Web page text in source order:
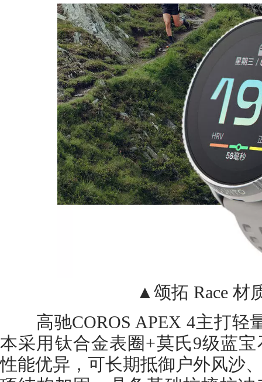
▲颂拓 Race 材
高驰COROS APEX 4主打轻
本采用钛合金表圈+莫氏9级蓝
性能优异，可长期抵御户外风沙